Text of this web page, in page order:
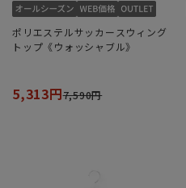
ポリエステルサッカースウィング
トップ《ウォッシャブル》
5,313円7,590円